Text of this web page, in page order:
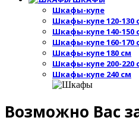
Шкафы-купе
Шкафы-купе 120-130
Шкафы-купе 140-150
Шкафы-купе 160-170
Шкафы-купе 180 см
Шкафы-купе 200-220
Шкафы-купе 240 см
Возможно Вас